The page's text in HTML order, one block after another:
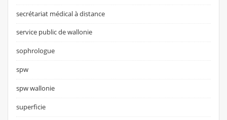
secrétariat médical à distance
service public de wallonie
sophrologue
spw
spw wallonie
superficie